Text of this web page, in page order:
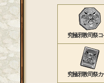
究極邪教司祭コ
究極邪教司祭カ